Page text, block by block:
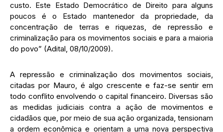
custo. Este Estado Democrático de Direito para alguns
poucos é o Estado mantenedor da propriedade, da
concentração de terras e riquezas, de repressão e
criminalização para os movimentos sociais e para a maioria
do povo” (Adital, 08/10/2009).
A repressão e criminalização dos movimentos sociais,
citadas por Mauro, é algo crescente e faz-se sentir em
todo conflito envolvendo o capital financeiro. Diversas são
as medidas judiciais contra a ação de movimentos e
cidadãos que, por meio de sua ação organizada, tensionam
a ordem econômica e orientam a uma nova perspectiva